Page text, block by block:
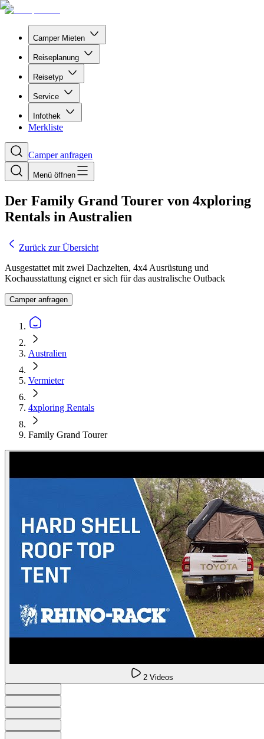
Camper Mieten
Reiseplanung
Reisetyp
Service
Infothek
Merkliste
Camper anfragen
Menü öffnen
Der Family Grand Tourer von 4xploring
Rentals in Australien
Zurück zur Übersicht
Ausgestattet mit zwei Dachzelten, 4x4 Ausrüstung und
Kochausstattung eignet er sich für das australische Outback
Camper anfragen
Australien
Vermieter
4xploring Rentals
Family Grand Tourer
2 Videos